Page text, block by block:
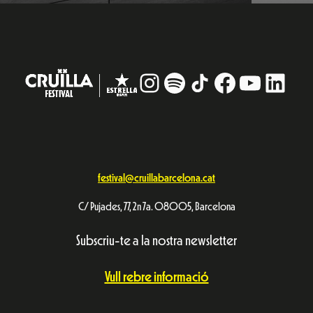
Instagram
# TikTokFacebook
festival@cruillabarcelona.cat
C/ Pujades, 77, 2n 7a. 08005, Barcelona
Subscriu-te a la nostra newsletter
Vull rebre informació